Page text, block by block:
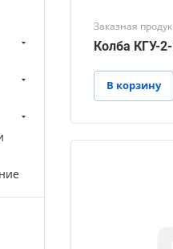
Заказная
Колба КГУ-
В корзину